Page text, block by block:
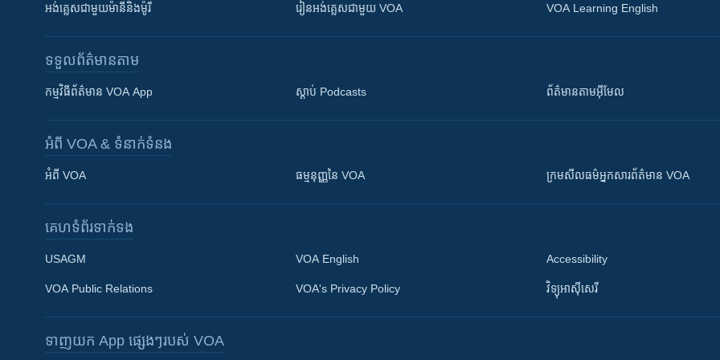
Khmer English
អង់គ្លេស​ជាមួយ​ម៉ានី​និង​ម៉ូរី រៀន​​​​​​អង់គ្លេស​​ជាមួយ VOA VOA Learning English
ទទួល​ព័ត៌មាន​តាម
កម្មវិធី​ព័ត៌មាន VOA App ស្តាប់ Podcasts ព័ត៌មាន​តាម​អ៊ីមែល
អំពី​ VOA & ទំនាក់ទំនង
អំពី​ VOA ធម្មនុញ្ញ​នៃ VOA ក្រម​​​សីលធម៌​​​អ្នក​​​សារព័ត៌មាន VOA
គេហទំព័រ​​ទាក់ទង
USAGM
VOA Public Relations
VOA English
VOA's Privacy Policy
Accessibility
វិទ្យុ​អាស៊ី​សេរី
ទាញយក​ App ផ្សេងៗ​របស់​ VOA